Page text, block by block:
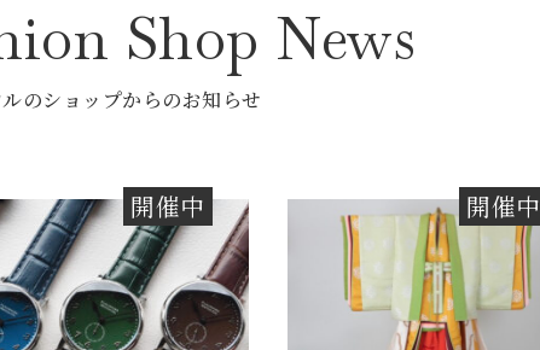
Shop News
のショップからのお知らせ
開催中 開催中